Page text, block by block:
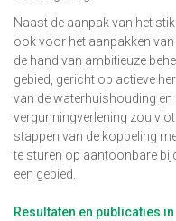
Naast de aanpak van het
ook voor het aanpakken
de hand van ambitieuze
gebied, gericht op actieve
van de waterhuishouding en
vergunningverlening zou
stappen van de koppeling
te sturen op aantoonbare
een gebied.
Berichtnavigatie
Resultaten en publicaties in